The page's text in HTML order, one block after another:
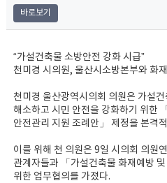
바로보기
“가설건축물 소방안전 강화 시급”
천미경 시의원, 울산시소방본부와 화
천미경 울산광역시의회 의원은 가설
해소하고 시민 안전을 강화하기 위한
안전관리 지원 조례안」 제정을 본격
이를 위해 천 의원은 9일 시의회 의원
관계자들과 「가설건축물 화재예방
위한 업무협의를 가졌다.